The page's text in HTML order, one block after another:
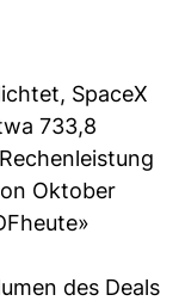
SpaceX
733,8
Oktober
des Deals